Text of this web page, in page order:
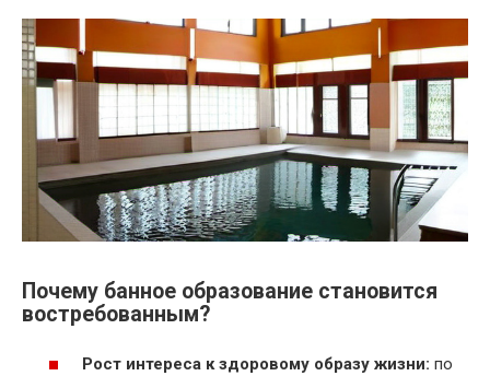
Почему банное образование становится
востребованным?
Рост интереса к здоровому образу жизни: по